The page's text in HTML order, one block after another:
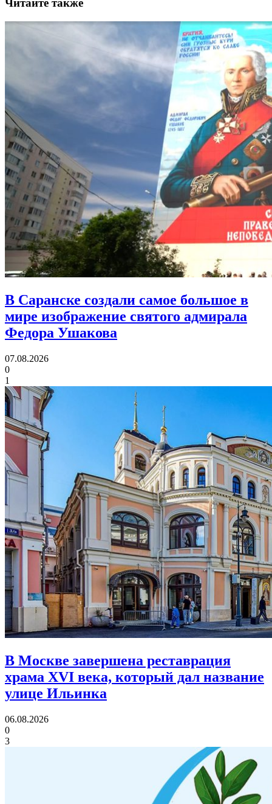
Читайте также
В Саранске создали самое большое в
мире изображение святого адмирала
Федора Ушакова
07.08.2026
0
1
В Москве завершена реставрация
храма XVI века, который дал название
улице Ильинка
06.08.2026
0
3